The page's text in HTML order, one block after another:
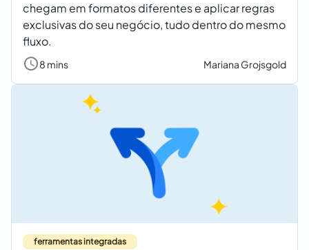
chegam em formatos diferentes e aplicar regras
exclusivas do seu negócio, tudo dentro do mesmo
fluxo.
8 mins Mariana Grojsgold
ferramentas integradas